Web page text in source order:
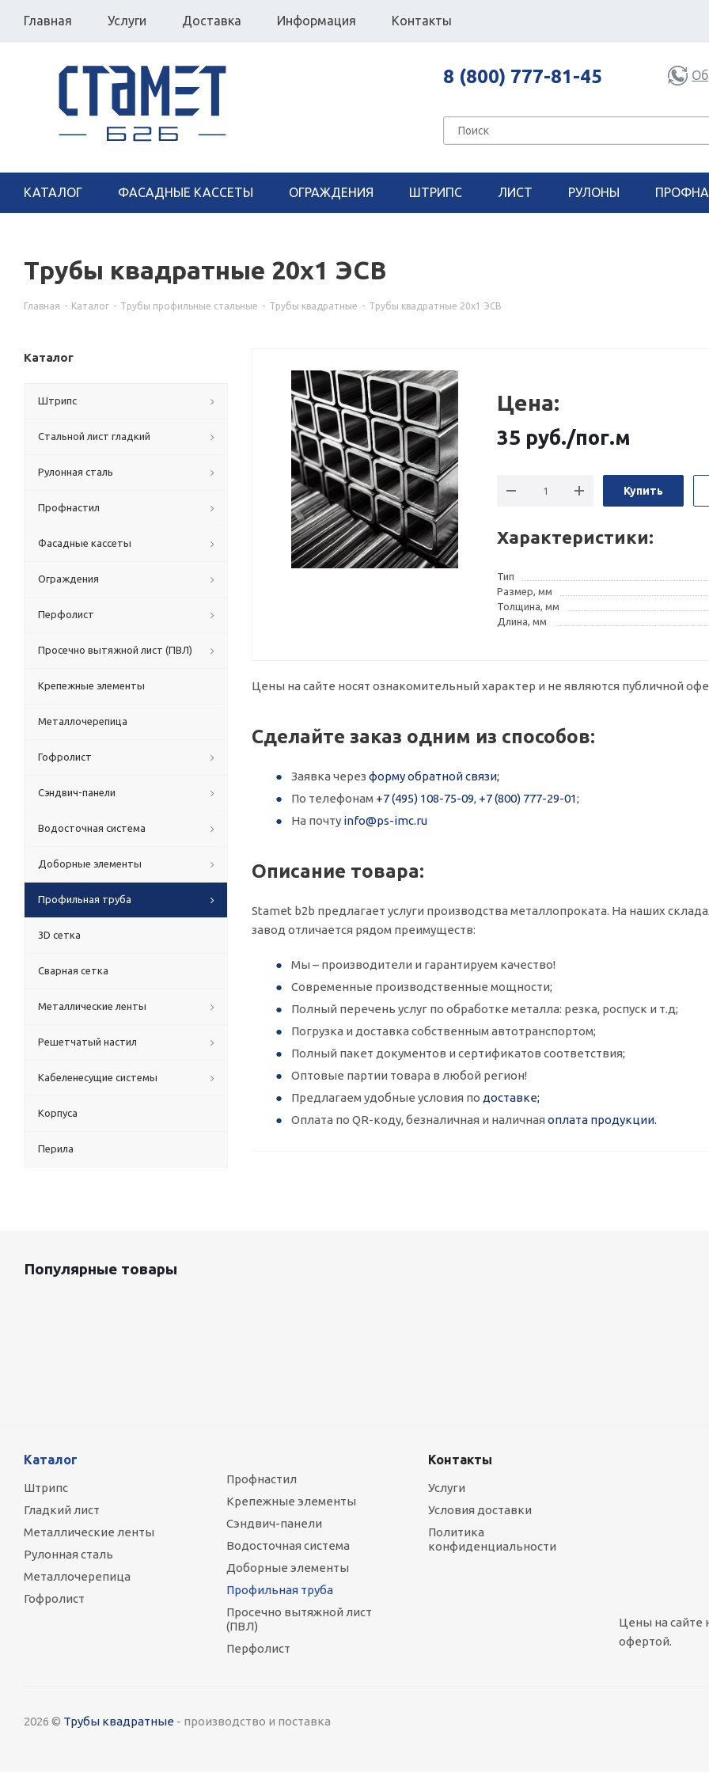
Главная Услуги Доставка Информация Контакты
8 (800) 777-81-45
КАТАЛОГ ФАСАДНЫЕ КАССЕТЫ ОГРАЖДЕНИЯ ШТРИПС ЛИСТ РУЛОНЫ
Трубы квадратные 20х1 ЭСВ
Главная - Каталог - Трубы профильные стальные - Трубы квадратные - Трубы квадратные 20х1 ЭСВ
Цена:
35 руб./пог.м
Купить
Характеристики:
Тип
Размер, мм
Толщина, мм
Длина, мм
Цены на сайте носят ознакомительный характер и не являются публичной
Сделайте заказ одним из способов:
Заявка через форму обратной связи;
По телефонам +7 (495) 108-75-09, +7 (800) 777-29-01;
На почту info@ps-imc.ru
Описание товара:
Stamet b2b предлагает услуги производства металлопроката. На наших
завод отличается рядом преимуществ:
Мы – производители и гарантируем качество!
Современные производственные мощности;
Полный перечень услуг по обработке металла: резка, роспуск и т.д;
Погрузка и доставка собственным автотранспортом;
Полный пакет документов и сертификатов соответствия;
Оптовые партии товара в любой регион!
Предлагаем удобные условия по доставке;
Оплата по QR-коду, безналичная и наличная оплата продукции.
Каталог
Штрипс
Стальной лист гладкий
Рулонная сталь
Профнастил
Фасадные кассеты
Ограждения
Перфолист
Просечно вытяжной лист (ПВЛ)
Крепежные элементы
Металлочерепица
Гофролист
Сэндвич-панели
Водосточная система
Доборные элементы
Профильная труба
3D сетка
Сварная сетка
Металлические ленты
Решетчатый настил
Кабеленесущие системы
Корпуса
Перила
Популярные товары
Каталог
Штрипс
Гладкий лист
Металлические ленты
Рулонная сталь
Металлочерепица
Гофролист
Профнастил
Крепежные элементы
Сэндвич-панели
Водосточная система
Доборные элементы
Профильная труба
Просечно вытяжной лист
(ПВЛ)
Перфолист
Контакты
Услуги
Условия доставки
Политика
конфиденциальности
Цены на сайте
офертой.
2026 © Трубы квадратные - производство и поставка